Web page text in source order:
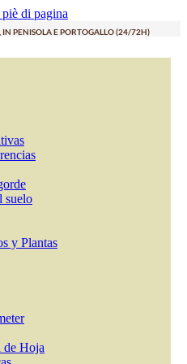
di pagina
IN PENISOLA E PORTOGALLO (24/72H)
suelo
y Plantas
de Hoja